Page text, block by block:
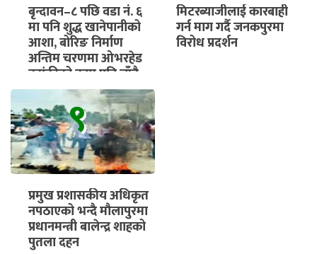
बृन्दावन–८ पछि वडा नं. ६
मा पनि शुद्ध खानेपानीको
आशा, बोरिङ निर्माण
अन्तिम चरणमा ओभरहेड
ट्यांकीको काम पनि चाँडै
सुरु हुने
मिटरब्याजीलाई कारबाही
गर्न माग गर्दै जनकपुरमा
विरोध प्रदर्शन
९
प्रमुख प्रशासकीय अधिकृत
नपठाएको भन्दै मौलापुरमा
प्रधानमन्त्री बालेन्द्र शाहको
पुतला दहन